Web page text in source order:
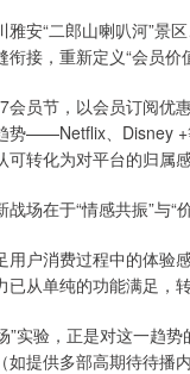
“二郎山喇叭河”景区
接，重新定义“会员价
节，以会员订阅优
势——Netflix、Disney
转化为对平台的归属感
在于“情感共振”与“
户消费过程中的体验
从单纯的功能满足，
验，正是对这一趋势
提供多部高期待待播